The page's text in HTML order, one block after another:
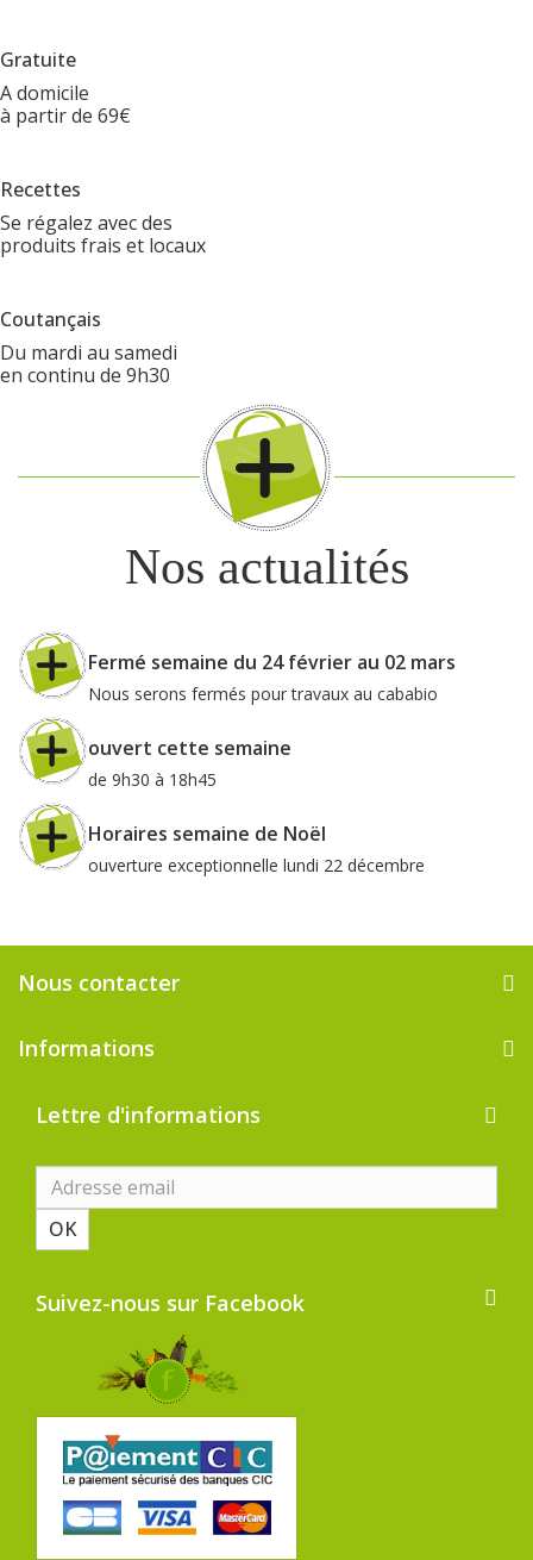
Gratuite
A domicile
à partir de 69€
Recettes
Se régalez avec des
produits frais et locaux
Coutançais
Du mardi au samedi
en continu de 9h30
Nos actualités
Fermé semaine du 24 février au 02 mars
Nous serons fermés pour travaux au cababio
ouvert cette semaine
de 9h30 à 18h45
Horaires semaine de Noël
ouverture exceptionnelle lundi 22 décembre
Nous contacter
Informations
Lettre d'informations
OK
Suivez-nous sur Facebook